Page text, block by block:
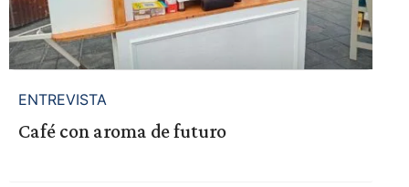
ENTREVISTA
Café con aroma de futuro